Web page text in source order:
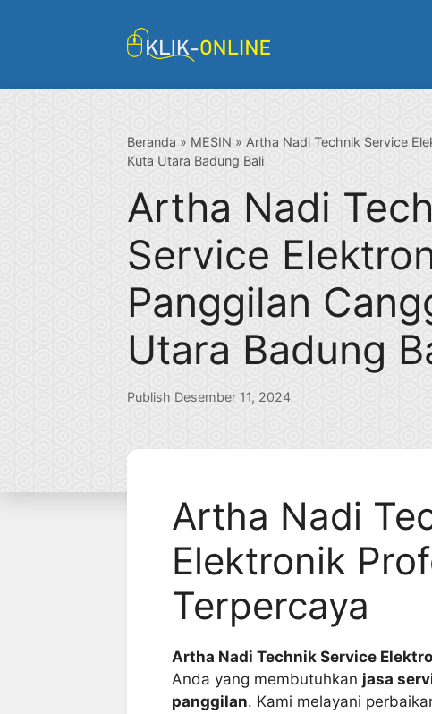
Beranda » MESIN » Artha Nadi Technik Service
Kuta Utara Badung Bali
Artha Nadi
Service
Panggilan
Utara Badung
Publish Desember 11, 2024
Artha Nadi
Elektronik
Terpercaya
Artha Nadi Technik Service
Anda yang membutuhkan jasa
panggilan. Kami melayani